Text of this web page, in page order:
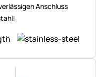
Anschluss